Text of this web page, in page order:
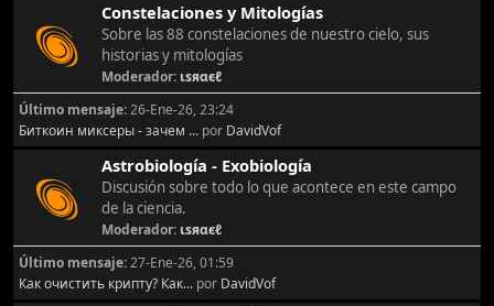
Constelaciones y Mitologías
Sobre las 88 constelaciones de nuestro cielo, sus
historias y mitologías
Moderador: ιѕяαєℓ
Último mensaje:26-Ene-26, 23:24
Биткоин миксеры - зачем ... por DavidVof
Astrobiología - Exobiología
Discusión sobre todo lo que acontece en este campo
de la ciencia.
Moderador: ιѕяαєℓ
Último mensaje:27-Ene-26, 01:59
Как очистить крипту? Как... por DavidVof